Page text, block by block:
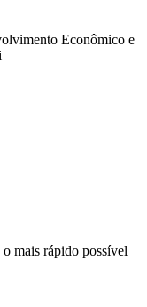
Econômico e
mais rápido possível